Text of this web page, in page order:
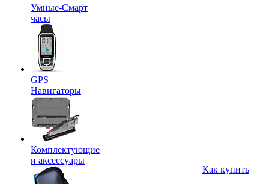
Умные-Смарт
часы
GPS
Навигаторы
Комплектующие
и аксессуары
Как купить